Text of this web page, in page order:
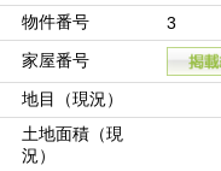
物件番号
3
家屋番号
地目（現況）
土地面積（現
況）